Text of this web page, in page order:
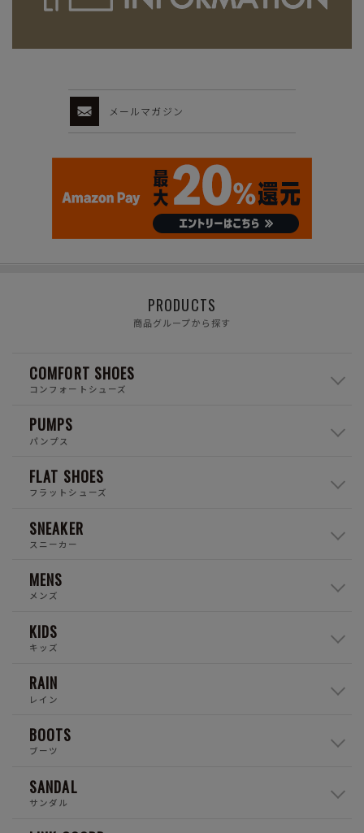
メールマガジン
PRODUCTS
商品グループから探す
COMFORT SHOES
コンフォートシューズ
PUMPS
パンプス
FLAT SHOES
フラットシューズ
SNEAKER
スニーカー
MENS
メンズ
KIDS
キッズ
RAIN
レイン
BOOTS
ブーツ
SANDAL
サンダル